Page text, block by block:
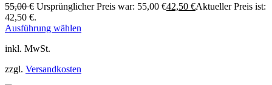
55,00€ Ursprünglicher Preis war: 55,00 €42,50 €Aktueller Preis ist:
42,50 €.
Ausführung wählen
inkl. MwSt.
zzgl. Versandkosten